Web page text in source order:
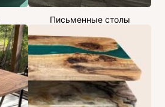
Письменные столы